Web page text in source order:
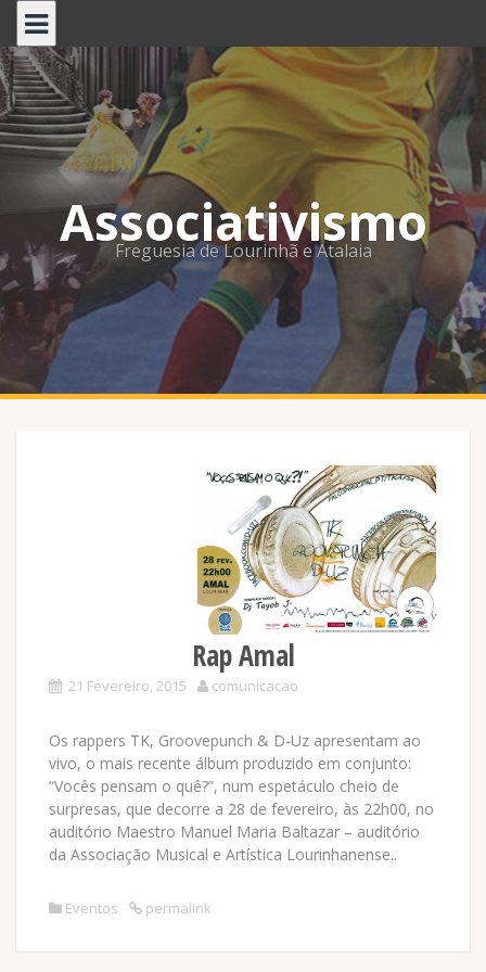
Skip
content
Associativismo
Freguesia de Lourinhã e Atalaia
Rap Amal
21 Fevereiro, 2015 comunicacao
Os rappers TK, Groovepunch & D-Uz apresentam ao
vivo, o mais recente álbum produzido em conjunto:
“Vocês pensam o quê?”, num espetáculo cheio de
surpresas, que decorre a 28 de fevereiro, às 22h00, no
auditório Maestro Manuel Maria Baltazar – auditório
da Associação Musical e Artística Lourinhanense..
Eventos permalink